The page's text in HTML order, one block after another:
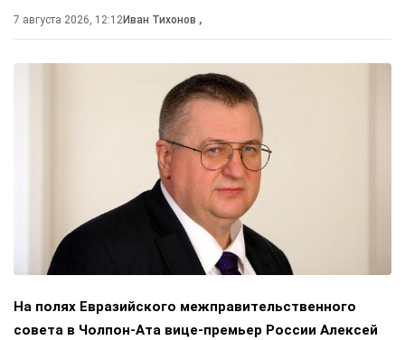
7 августа 2026, 12:12Иван Тихонов ,
На полях Евразийского межправительственного
совета в Чолпон-Ата вице-премьер России Алексей